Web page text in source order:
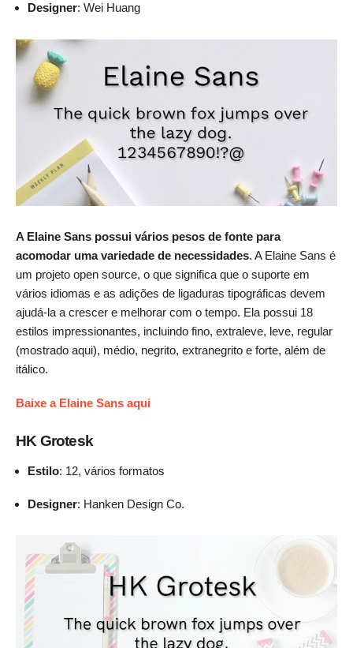
Designer: Wei Huang
A Elaine Sans possui vários pesos de fonte para
acomodar uma variedade de necessidades. A Elaine Sans é
um projeto open source, o que significa que o suporte em
vários idiomas e as adições de ligaduras tipográficas devem
ajudá-la a crescer e melhorar com o tempo. Ela possui 18
estilos impressionantes, incluindo fino, extraleve, leve, regular
(mostrado aqui), médio, negrito, extranegrito e forte, além de
itálico.
Baixe a Elaine Sans aqui
HK Grotesk
Estilo: 12, vários formatos
Designer: Hanken Design Co.